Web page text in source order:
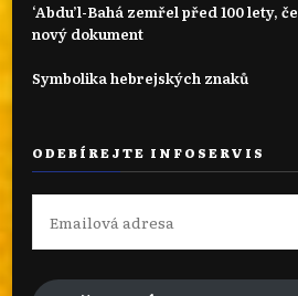
‘Abdu’l-Bahá zemřel před 100 lety,
nový dokument
Symbolika hebrejských znaků
ODEBÍREJTE INFOSERVIS
Emailová
adresa